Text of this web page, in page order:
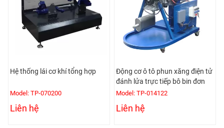
Hệ thống lái cơ khí tổng hợp
Model: TP-070200
Liên hệ
Động cơ ô tô phun xăng điện tử
đánh lửa trực tiếp bô bin đơn
Model: TP-014122
Liên hệ